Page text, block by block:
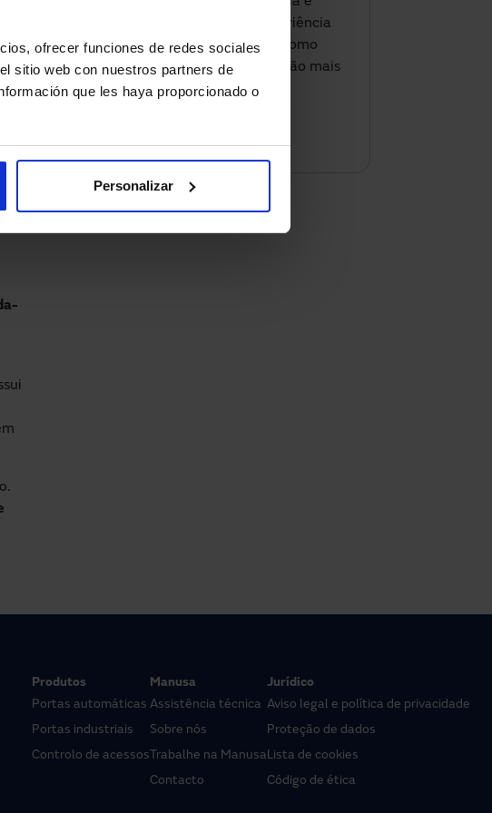
ofrecer funciones de redes sociales
sitio web con nuestros partners de
que les haya proporcionado o
Personalizar
a
oferecer uma melhor experiência
aos seus clientes, saiba como
podemos ajudar com a solução mais
adequada.
Produtos
Portas automáticas
Portas industriais
Controlo de acessos
Manusa
Assistência técnica
Sobre nós
Trabalhe na Manusa
Contacto
Jurídico
Aviso legal e política de privacidade
Proteção de dados
Lista de cookies
Código de ética